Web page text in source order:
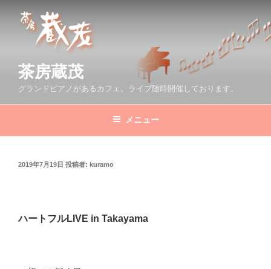
キ
プ
茶房蔵茂
グランドピアノがあるカフェ。ライブ随時開催しております。
メニュー
投
2019年7月19日 投稿者: kuramo
ハートフルLIVE in Takayama